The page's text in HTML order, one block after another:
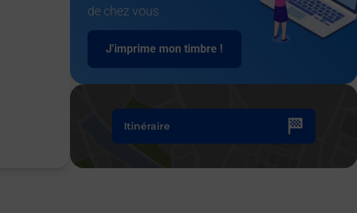
de chez vous
J'imprime mon timbre !
Itinéraire